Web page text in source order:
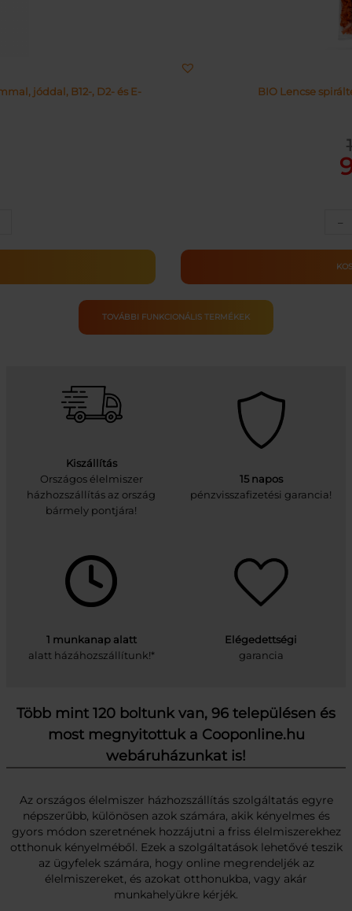
jóddal, B12-, D2- és E- BIO Lencse
–
TOVÁBBI FUNKCIONÁLIS TERMÉKEK
Kiszállítás
Országos élelmiszer
házhozszállítás az ország
bármely pontjára!
15 napos
pénzvisszafizetési garancia!
1 munkanap alatt
alatt házáhozszállítunk!*
Elégedettségi
garancia
Több mint 120 boltunk van, 96 településen és
most megnyitottuk a Cooponline.hu
webáruházunkat is!
Az országos élelmiszer házhozszállítás szolgáltatás egyre
népszerűbb, különösen azok számára, akik kényelmes és
gyors módon szeretnének hozzájutni a friss élelmiszerekhez
otthonuk kényelméből. Ezek a szolgáltatások lehetővé teszik
az ügyfelek számára, hogy online megrendeljék az
élelmiszereket, és azokat otthonukba, vagy akár
munkahelyükre kérjék.